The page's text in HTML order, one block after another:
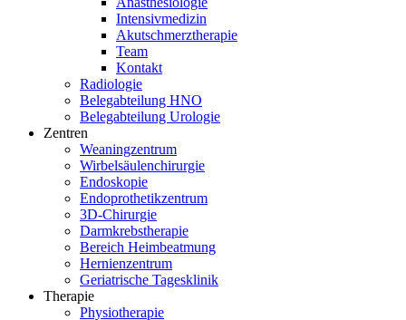
Intensivmedizin
Akutschmerztherapie
Team
Kontakt
Radiologie
Belegabteilung HNO
Belegabteilung Urologie
Zentren
Weaningzentrum
Wirbelsäulenchirurgie
Endoskopie
Endoprothetikzentrum
3D-Chirurgie
Darmkrebstherapie
Bereich Heimbeatmung
Hernienzentrum
Geriatrische Tagesklinik
Therapie
Physiotherapie